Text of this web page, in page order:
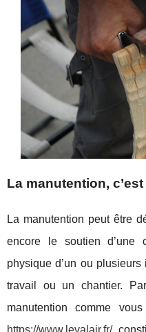
La manutention,
La manutention peut être
encore le soutien d’une
physique d’un ou
travail ou un chantier.
manutention comme
https://www.levalair.fr/,